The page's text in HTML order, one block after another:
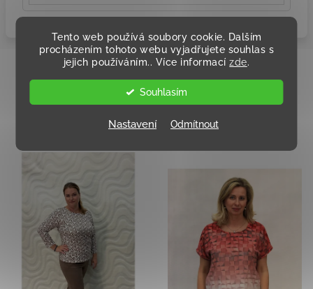
Tento web používá soubory cookie. Dalším
procházením tohoto webu vyjadřujete souhlas s
jejich používáním.. Více informacízde.
Souhlasím
Nastavení Odmítnout
Podobné produkty